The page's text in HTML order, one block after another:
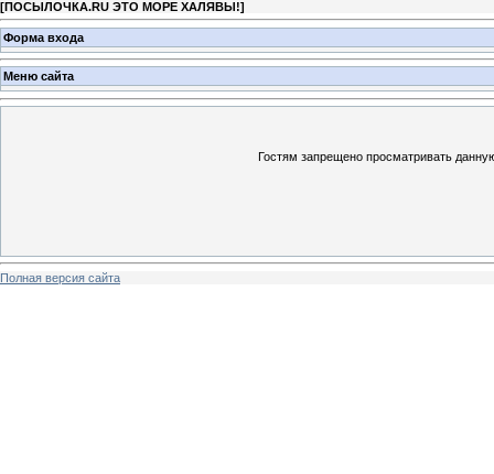
[ПОСЫЛОЧКА.RU ЭТО МОРЕ ХАЛЯВЫ!]
Форма входа
Меню сайта
Гостям запрещено просматривать
Полная версия сайта